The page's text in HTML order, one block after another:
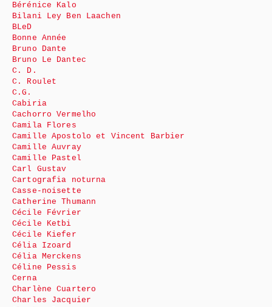
Bérénice Kalo
Bilani Ley Ben Laachen
BLeD
Bonne Année
Bruno Dante
Bruno Le Dantec
C. D.
C. Roulet
C.G.
Cabiria
Cachorro Vermelho
Camila Flores
Camille Apostolo et Vincent Barbier
Camille Auvray
Camille Pastel
Carl Gustav
Cartografia noturna
Casse-noisette
Catherine Thumann
Cécile Février
Cécile Ketbi
Cécile Kiefer
Célia Izoard
Célia Merckens
Céline Pessis
Cerna
Charlène Cuartero
Charles Jacquier